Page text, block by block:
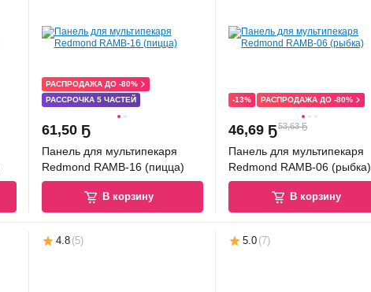
РАССРОЧКА 5 ЧАСТЕЙ
РАСПРОДАЖА ДО -80%
61,50 Ҕ
Панель для мультипекаря
Redmond RAMB-16 (пицца)
В корзину
-13% РАСПРОДАЖА ДО -80%
46,69 Ҕ53,63 Ҕ
Панель для мультипекаря
Redmond RAMB-06 (рыбка)
В корзину
4.8 (5) 5.0 (7)